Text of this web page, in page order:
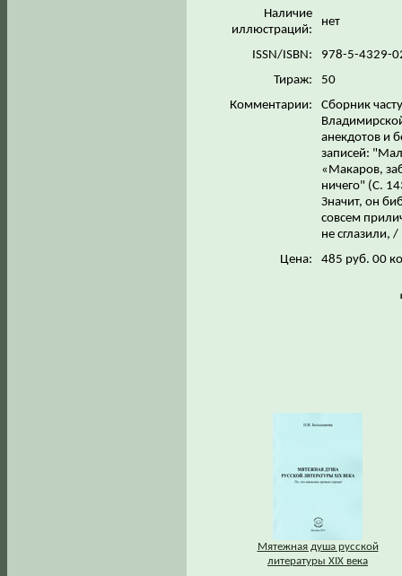
Наличие
иллюстраций:
нет
ISSN/ISBN:
978-5-4329-
Тираж:
50
Комментарии:
Сборник
анекдотов и
записей:
«Макаров,
ничего" (С.
Значит, он
совсем
не сглазили,
Цена:
485 руб. 00
Мятежная душа русской
литературы XIX века